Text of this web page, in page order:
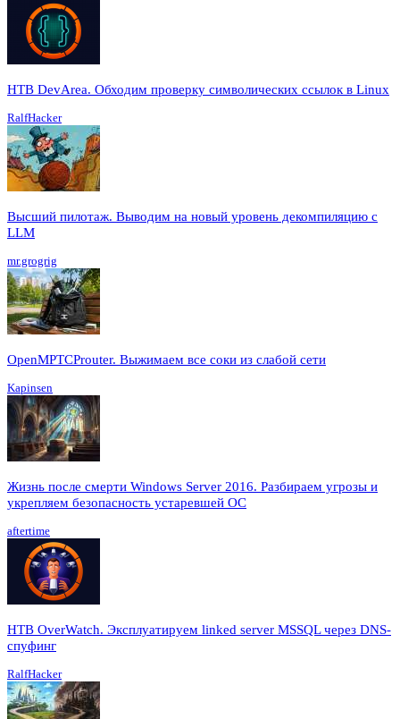
HTB DevArea. Обходим проверку символических ссылок в Linux
RalfHacker
Высший пилотаж. Выводим на новый уровень декомпиляцию с
LLM
mr.grogrig
OpenMPTCProuter. Выжимаем все соки из слабой сети
Kapinsen
Жизнь после смерти Windows Server 2016. Разбираем угрозы и
укрепляем безопасность устаревшей ОС
aftertime
HTB OverWatch. Эксплуатируем linked server MSSQL через DNS-
спуфинг
RalfHacker